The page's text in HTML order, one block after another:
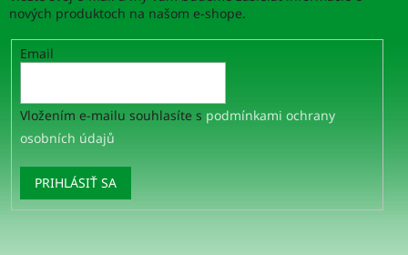
nových produktoch na našom e-shope.
Email
Vložením e-mailu souhlasíte s podmínkami ochrany
osobních údajů
PRIHLÁSIŤ SA